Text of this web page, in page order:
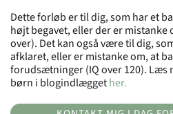
Dette forløb er til dig, som har et
højt begavet, eller der er mistanke
over). Det kan også være til dig,
afklaret, eller er mistanke om, at
forudsætninger (IQ over 120). Læs
børn i blogindlæggether.